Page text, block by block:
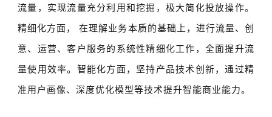
流量，实现流量充分利用和挖掘，极大简化投放操作。
精细化方面， 在理解业务本质的基础上，进行流量、创
意、运营、客户服务的系统性精细化工作，全面提升流
量使用效率。智能化方面，坚持产品技术创新，通过精
准用户画像、深度优化模型等技术提升智能商业能力。